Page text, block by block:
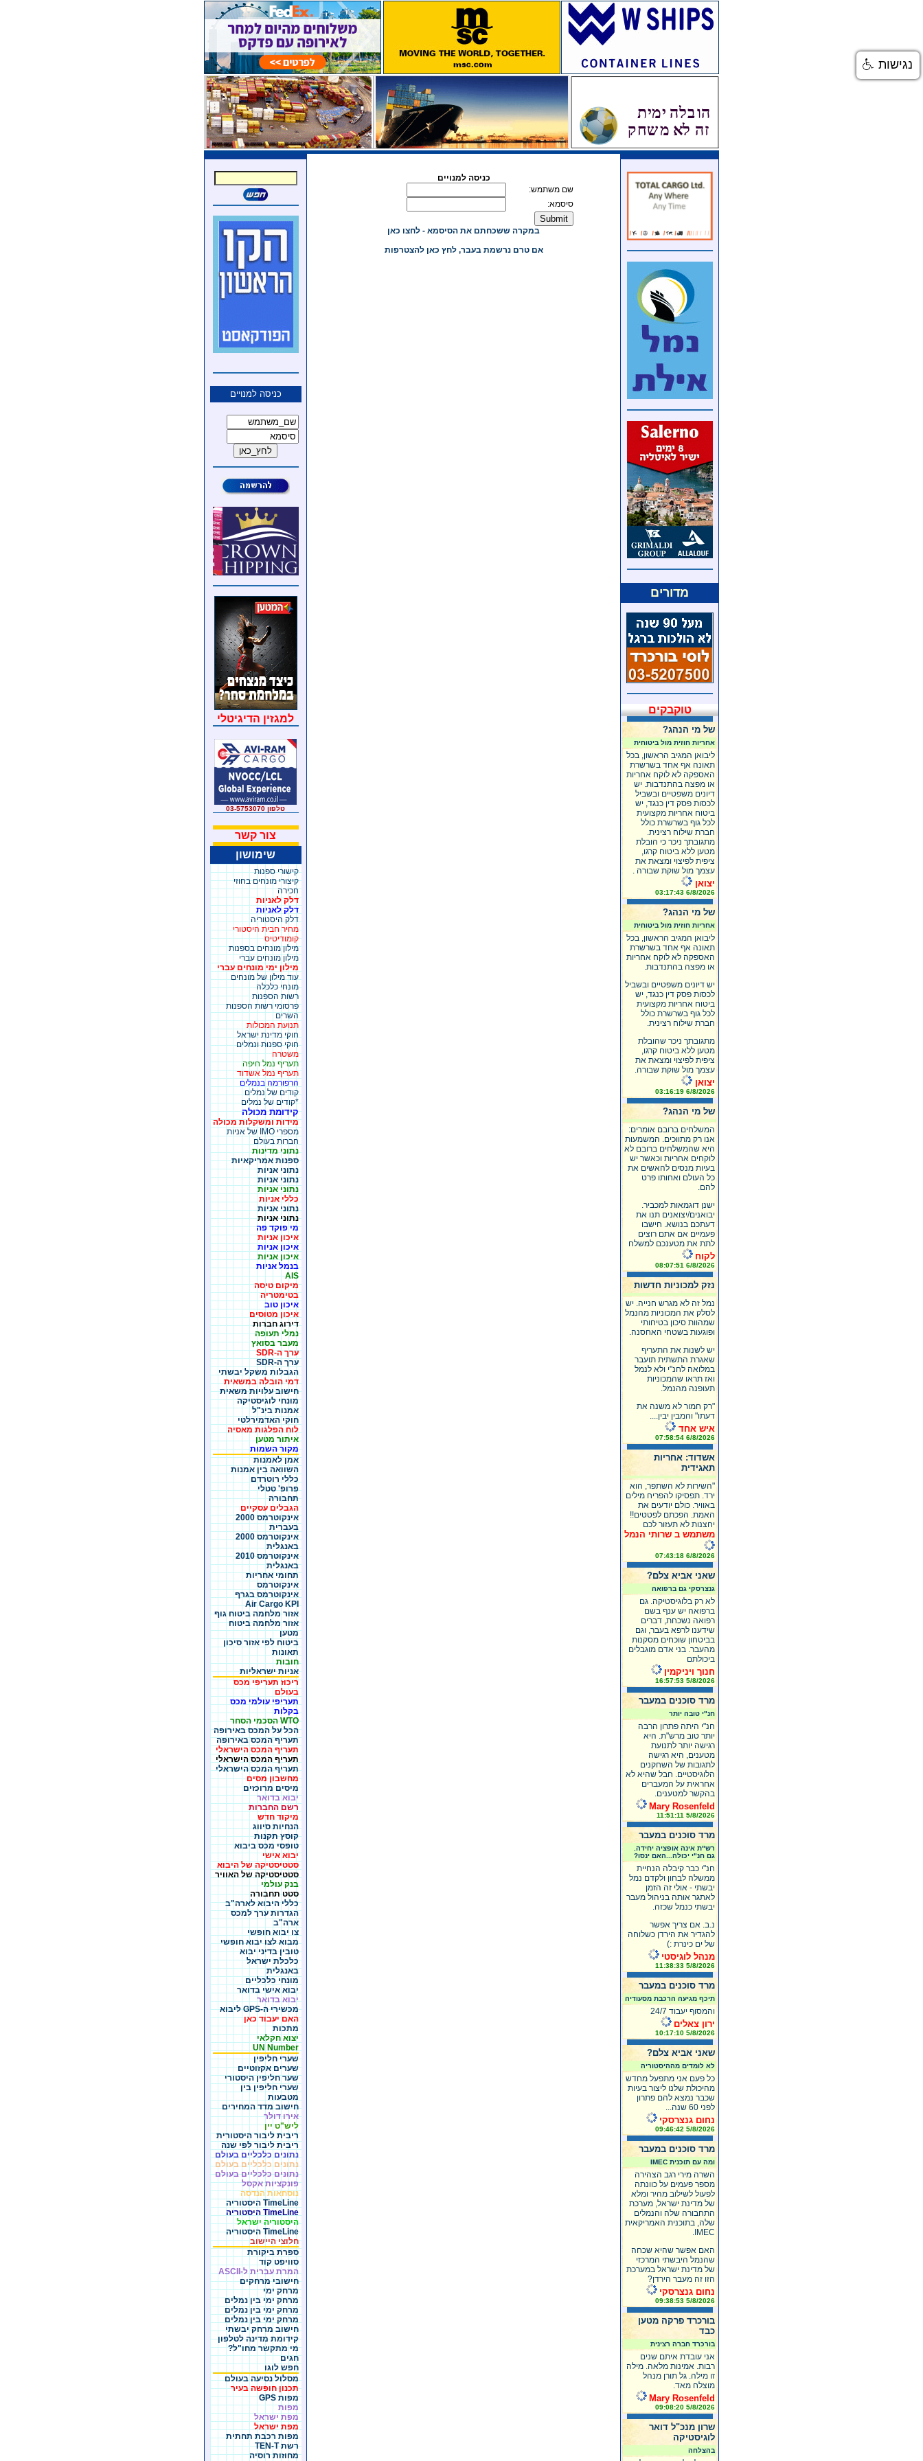
מדורים
טוקבקים
של מי הנהג?
אחריות חוזית מול ביטוחית
ליבואן המגיב הראשון, בכל
תאונה אף אחד בשרשרת
האספקה לא לוקח אחריות
או מפצה בהתנדבות. יש
דיונים משפטיים ובשביל
לכסות פסק דין כנגד, יש
ביטוח אחריות מקצועית
לכל גוף בשרשרת כולל
חברת שילוח רצינית.
מתגובתך ניכר כי הובלת
מטען ללא ביטוח קרגו,
ציפית לפיצוי ומצאת את
עצמך מול שוקת שבורה .
יצואן
6/8/2026 03:17:43
של מי הנהג?
אחריות חוזית מול ביטוחית
ליבואן המגיב הראשון, בכל
תאונה אף אחד בשרשרת
האספקה לא לוקח אחריות
או מפצה בהתנדבות.
יש דיונים משפטיים ובשביל
לכסות פסק דין כנגד, יש
ביטוח אחריות מקצועית
לכל גוף בשרשרת כולל
חברת שילוח רצינית.
מתגובתך ניכר שהובלת
מטען ללא ביטוח קרגו,
ציפית לפיצוי ומצאת את
עצמך מול שוקת שבורה.
יצואן
6/8/2026 03:16:19
של מי הנהג?
המשלחים ברובם אומרים:
אנו רק מתווכים. המשמעות
היא שהמשלחים ברובם לא
לוקחים אחריות וכאשר יש
בעיות מנסים להאשים את
כל העולם ואחותו פרט
להם.
ישנן דוגמאות למכביר.
יבואנים/יצואנים תנו את
דעתכם בנושא. חישבו
פעמיים אם אתם רוצים
לתת את מטענכם למשלח
לקוח
6/8/2026 08:07:51
נזק למכוניות חדשות
נמל זה לא מגרש חנייה. יש
לסלק את המכוניות מהנמל
שמהוות סיכון בטיחותי
ופוגעות בשטחי האחסנה.
יש לשנות את התעריף
שאגרת התשתית תועבר
במלואה לחנ"י ולא לנמל
ואז תראו שהמכוניות
תעופנה מהנמל.
"רק חמור לא משנה את
דעתו" והמבין יבין....
איש אחד
6/8/2026 07:58:54
אשדוד: אחריות
תאגידית
"השירות לא השתפר, הוא
ירד. תפסיקו להפריח מילים
באוויר. כולם יודעים את
האמת. הפכתם לפטטים!!
יחצנות לא תעזור לכם
משתמש ב שרותי הנמל
6/8/2026 07:43:18
שאני אביא צלם?
גנצרסקי גם ברפואה
לא רק בלוגיסטיקה. גם
ברפואה יש ענף בשם
רפואה נשכחת, דברים
שידענו לרפא בעבר, וגם
בביטחון שוכחים מסקנות
מהעבר. בני אדם מוגבלים
ביכולתם
חנוך ויניקמין
5/8/2026 16:57:53
מרד סוכנים במעבר
חנ"י טובה יותר
חנ"י היתה פתרון הרבה
יותר טוב מרש"ת. היא
רגישה יותר לתנועת
מטענים, היא רגישה
לתגובות של השחקנים
הלוגיסטיים. חבל שהיא לא
אחראית על המעברים
בהקשר למטענים.
Mary Rosenfeld
5/8/2026 11:51:11
מרד סוכנים במעבר
רש"ת אינה אופציה יחידה.
גם חנ"י יכולה...האם ינסו?
חנ"י כבר קיבלה הנחיית
ממשלה לבחון ולקדם נמל
יבשתי - אולי זה הזמן
לאתגר אותה בניהול מעבר
יבשתי כנמל שכזה.
נ.ב. אם צריך אפשר
להגדיר את הירדן כשלוחה
של ים כינרת :)
מנהל לוגיסטי
5/8/2026 11:38:33
מרד סוכנים במעבר
תיכף מגיעה הרכבת מסעודיה
והמסוף יעבוד 24/7
ירון צאלים
5/8/2026 10:17:10
שאני אביא צלם?
לא לומדים מההיסטוריה
כל פעם אני מתפעל מחדש
מהיכולת שלנו ליצור בעיות
שכבר נמצא להם פתרון
לפני 60 שנה...
נחום גנצרסקי
5/8/2026 09:46:42
מרד סוכנים במעבר
ומה עם תוכנית IMEC
השרה מירי רגב הצהירה
מספר פעמים על כוונתה
לפעול לשילוב מהיר ומלא
של מדינת ישראל, מערכת
התחבורה שלה והנמלים
שלה, בתוכנית האמריקאית
IMEC.
האם אפשר שהיא שכחה
שהנמל היבשתי המרכזי
של מדינת ישראל במערכת
הזו זה מעבר הירדן?
נחום גנצרסקי
5/8/2026 09:38:53
בורכרד פרקה מטען
כבד
בורכרד חברה רצינית
אני עובדת איתם שנים
רבות. אמינות מלאה. מילה
זו מילה. גל תורן מנהל
מוצלח מאד.
Mary Rosenfeld
5/8/2026 09:08:20
שרון מנכ"ל דואר
לוגיסטיקה
בהצלחה
כניסה למנויים
שם משתמש:
סיסמא:
במקרה ששכחתם את הסיסמא - לחצו כאן
אם טרם נרשמת בעבר, לחץ כאן להצטרפות
כניסה למנויים
למגזין הדיגיטלי
טלפון 03-5753070
צור קשר
שימושון
קישורי ספנות
קיצורי מונחים בחוזי
חכירה
דלק לאניות
דלק לאניות
דלק היסטוריה
מחיר חבית היסטורי
קומודיטיס
מילון מונחים בספנות
מילון מונחים עברי
מילון ימי מונחים עברי
עוד מילון של מונחים
מונחי כלכלה
רשות הספנות
פרסומי רשות הספנות
השרים
תנועת המכולות
חוקי מדינת ישראל
חוקי ספנות ונמלים
משטרה
תעריף נמל חיפה
תעריף נמל אשדוד
הרפורמה בנמלים
קודים של נמלים
*קודים של נמלים
קידומת מכולה
מידות ומשקלות מכולה
מספרי IMO של אניות
חברות בעולם
נתוני מדינות
ספנות אמריקאיות
נתוני אניות
נתוני אניות
נתוני אניות
כללי אניות
נתוני אניות
נתוני אניות
מי פוקד פה
איכון אניות
איכון אניות
איכון אניות
בנמל אניות
AIS
מיקום טיסה
בטימטריה
איכון טוב
איכון מטוסים
דירוג חברות
נמלי תעופה
מעבר בסואץ
ערך ה-SDR
ערך ה-SDR
הגבלות משקל יבשתי
דמי הובלה במשאית
חישוב עלויות משאית
מונחי לוגיסטיקה
אמנות בינ"ל
חוקי האדמירלטי
לוח הפלגות מאסיה
איתור מטען
מקור השמות
אמן לאמנות
השוואה בין אמנות
כללי רוטרדם
פרופ' טטלי
תחבורה
הגבלים עסקיים
אינקוטרמס 2000
בעברית
אינקוטרמס 2000
באנגלית
אינקוטרמס 2010
באנגלית
תחומי אחריות
אינקוטרמס
אינקוטרמס בגרף
Air Cargo KPI
אזור מלחמה ביטוח גוף
אזור מלחמה ביטוח
מטען
ביטוח לפי אזור סיכון
תאונות
חובות
אניות ישראליות
ריכוז תעריפי מכס
בעולם
תעריפי עולמי מכס
בקלות
WTO הסכמי הסחר
הכל על המכס באירופה
תעריף המכס באירופה
תעריף המכס הישראלי
תעריף המכס הישראלי
תעריף המכס הישראלי
מחשבון מסים
מיסים מרוכזים
יבוא בדואר
רשם החברות
מיקוד חדש
הנחיות סיווג
קוסץ תקנות
טופסי מכס ביבוא
יבוא אישי
סטטיסטיקה של היבוא
סטטיסטיקה של האוויר
בנק עולמי
סטט תחבורה
כללי היבוא לארה"ב
הגדרות ערך למכס
ארה"ב
צו יבוא חופשי
מבוא לצו יבוא חופשי
טובין בדיני יבוא
כלכלת ישראל
באנגלית
מונחי כלכליים
יבוא אישי בדואר
יבוא בדואר
מכשירי ה-GPS ליבוא
האם יעבוד כאן
מתכות
יצוא חקלאי
UN Number
שערי חליפין
שערים אקזוטיים
שער חליפין היסטורי
שערי חליפין בין
מטבעות
חישוב מדד המחירים
אירו דולר
ליש"ט יין
ריבית ליבור היסטורית
ריבית ליבור לפי שנה
נתונים כלכליים בעולם
נתונים כלכליים בעולם
נתונים כלכליים בעולם
פונקציות אקסל
נוסחאות הנדסה
TimeLine היסטוריה
TimeLine היסטוריה
היסטוריה ישראל
TimeLine היסטוריה
חלוצי היישוב
ספרת ביקורת
סוויפט קוד
המרת עברית ל-ASCII
חישובי מרחקים
מרחק ימי
מרחק ימי בין נמלים
מרחק ימי בין נמלים
מרחק ימי בין נמלים
חישוב מרחק יבשתי
קידומת מדינה לטלפון
מי מתקשר מחו"ל?
חגים
חפש לוגו
מסלול נסיעה בעולם
תכנון חופשה בעיר
מפות GPS
מפות
מפת ישראל
מפת ישראל
מפות רכבת תחתית
רשת TEN-T
מחוזות רוסיה
נגישות